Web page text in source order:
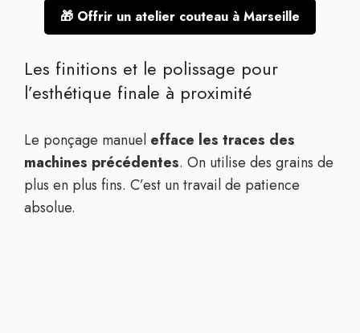
🎁 Offrir un atelier couteau à Marseille
Les finitions et le polissage pour
l’esthétique finale à proximité
Le ponçage manuel efface les traces des
machines précédentes. On utilise des grains de
plus en plus fins. C’est un travail de patience
absolue.